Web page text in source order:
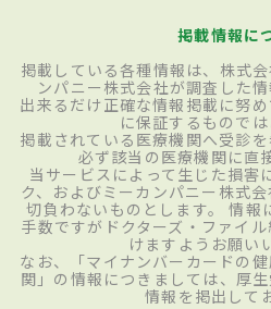
掲載情報に
掲載している各種情報は、株式
ンパニー株式会社が調査した
出来るだけ正確な情報掲載に努
に保証するものでは
掲載されている医療機関へ受診
必ず該当の医療機関に直
当サービスによって生じた損害
ク、およびミーカンパニー株式
切負わないものとします。 情報
手数ですがドクターズ・ファイ
けますようお願い
なお、「マイナンバーカードの
関」の情報につきましては、厚
情報を掲出して